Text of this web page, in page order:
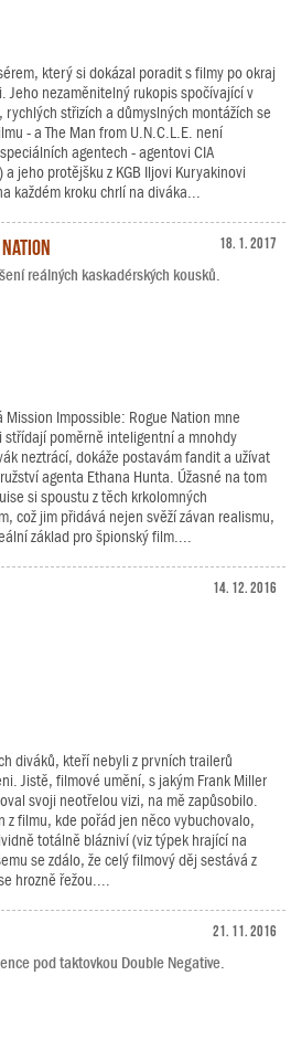
který si dokázal poradit s filmy po okraj
Jeho nezaměnitelný rukopis spočívající v
střizích a důmyslných montážích se
- a The Man from U.N.C.L.E. není
agentech - agentovi CIA
jeho protějšku z KGB Iljovi Kuryakinovi
každém kroku chrlí na diváka...
18. 1. 2017
reálných kaskadérských kousků.
Impossible: Rogue Nation mne
střídají poměrně inteligentní a mnohdy
neztrácí, dokáže postavám fandit a užívat
agenta Ethana Hunta. Úžasné na tom
si spoustu z těch krkolomných
což jim přidává nejen svěží závan realismu,
základ pro špionský film....
14. 12. 2016
diváků, kteří nebyli z prvních trailerů
Jistě, filmové umění, s jakým Frank Miller
svoji neotřelou vizi, na mě zapůsobilo.
z filmu, kde pořád jen něco vybuchovalo,
totálně blázniví (viz týpek hrající na
se zdálo, že celý filmový děj sestává z
hrozně řežou....
21. 11. 2016
pod taktovkou Double Negative.